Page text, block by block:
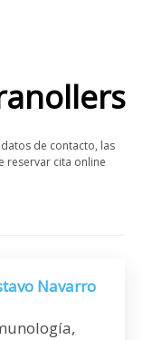
de contacto, las
reservar cita online
Navarro